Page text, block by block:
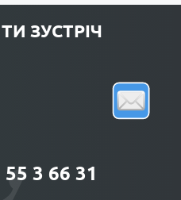
ЗУСТРІЧ
3 66 31